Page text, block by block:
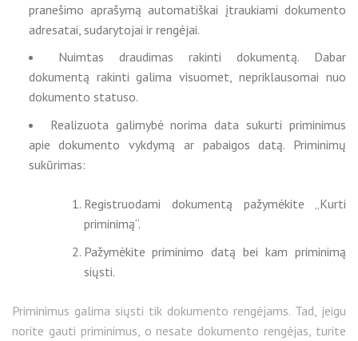
pranešimo aprašymą automatiškai įtraukiami dokumento
adresatai, sudarytojai ir rengėjai.
Nuimtas draudimas rakinti dokumentą. Dabar
dokumentą rakinti galima visuomet, nepriklausomai nuo
dokumento statuso.
Realizuota galimybė norima data sukurti priminimus
apie dokumento vykdymą ar pabaigos datą. Priminimų
sukūrimas:
Registruodami dokumentą pažymėkite „Kurti
priminimą“.
Pažymėkite priminimo datą bei kam priminimą
siųsti.
Priminimus galima siųsti tik dokumento rengėjams. Tad, jeigu
norite gauti priminimus, o nesate dokumento rengėjas, turite